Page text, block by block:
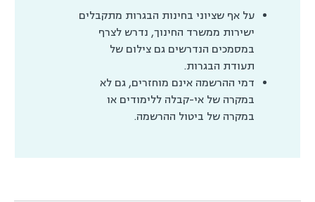
על אף שציוני בחינות הבגרות מתקבלים
ישירות ממשרד החינוך, נדרש לצרף
במסמכים הנדרשים גם צילום של
תעודת הבגרות.
דמי ההרשמה אינם מוחזרים, גם לא
במקרה של אי-קבלה ללימודים או
במקרה של ביטול ההרשמה.